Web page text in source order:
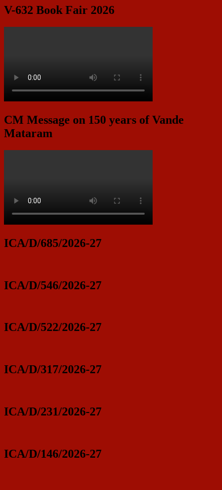
V-632 Book Fair 2026
CM Message on 150 years of Vande
Mataram
ICA/D/685/2026-27
ICA/D/546/2026-27
ICA/D/522/2026-27
ICA/D/317/2026-27
ICA/D/231/2026-27
ICA/D/146/2026-27